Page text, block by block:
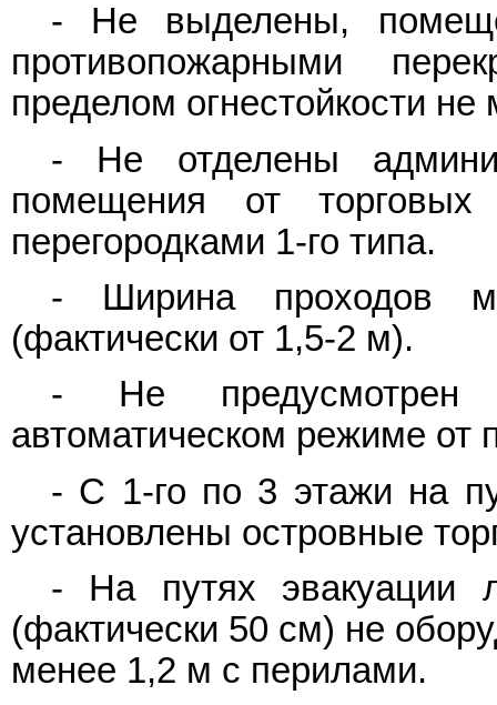
- Не выделены,
противопожарными
пределом огнестойкости
- Не отделены
помещения от торговых
перегородками 1-го типа.
- Ширина проходов
(фактически от 1,5-2 м).
- Не предусмотрен
автоматическом режиме от
- С 1-го по 3 этажи на
установлены островные
- На путях эвакуации
(фактически 50 см) не
менее 1,2 м с перилами.